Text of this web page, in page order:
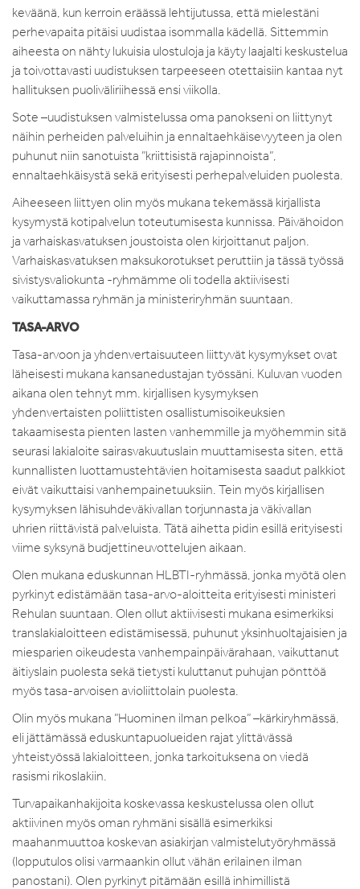
keväänä, kun kerroin eräässä lehtijutussa, että mielestäni
perhevapaita pitäisi uudistaa isommalla kädellä. Sittemmin
aiheesta on nähty lukuisia ulostuloja ja käyty laajalti keskustelua
ja toivottavasti uudistuksen tarpeeseen otettaisiin kantaa nyt
hallituksen puoliväliriihessä ensi viikolla.
Sote –uudistuksen valmistelussa oma panokseni on liittynyt
näihin perheiden palveluihin ja ennaltaehkäisevyyteen ja olen
puhunut niin sanotuista ”kriittisistä rajapinnoista”,
ennaltaehkäisystä sekä erityisesti perhepalveluiden puolesta.
Aiheeseen liittyen olin myös mukana tekemässä kirjallista
kysymystä kotipalvelun toteutumisesta kunnissa. Päivähoidon
ja varhaiskasvatuksen joustoista olen kirjoittanut paljon.
Varhaiskasvatuksen maksukorotukset peruttiin ja tässä työssä
sivistysvaliokunta -ryhmämme oli todella aktiivisesti
vaikuttamassa ryhmän ja ministeriryhmän suuntaan.
TASA-ARVO
Tasa-arvoon ja yhdenvertaisuuteen liittyvät kysymykset ovat
läheisesti mukana kansanedustajan työssäni. Kuluvan vuoden
aikana olen tehnyt mm. kirjallisen kysymyksen
yhdenvertaisten poliittisten osallistumisoikeuksien
takaamisesta pienten lasten vanhemmille ja myöhemmin sitä
seurasi lakialoite sairasvakuutuslain muuttamisesta siten, että
kunnallisten luottamustehtävien hoitamisesta saadut palkkiot
eivät vaikuttaisi vanhempainetuuksiin. Tein myös kirjallisen
kysymyksen lähisuhdeväkivallan torjunnasta ja väkivallan
uhrien riittävistä palveluista. Tätä aihetta pidin esillä erityisesti
viime syksynä budjettineuvottelujen aikaan.
Olen mukana eduskunnan HLBTI-ryhmässä, jonka myötä olen
pyrkinyt edistämään tasa-arvo-aloitteita erityisesti ministeri
Rehulan suuntaan. Olen ollut aktiivisesti mukana esimerkiksi
translakialoitteen edistämisessä, puhunut yksinhuoltajaisien ja
miesparien oikeudesta vanhempainpäivärahaan, vaikuttanut
äitiyslain puolesta sekä tietysti kuluttanut puhujan pönttöä
myös tasa-arvoisen avioliittolain puolesta.
Olin myös mukana ”Huominen ilman pelkoa” –kärkiryhmässä,
eli jättämässä eduskuntapuolueiden rajat ylittävässä
yhteistyössä lakialoitteen, jonka tarkoituksena on viedä
rasismi rikoslakiin.
Turvapaikanhakijoita koskevassa keskustelussa olen ollut
aktiivinen myös oman ryhmäni sisällä esimerkiksi
maahanmuuttoa koskevan asiakirjan valmistelutyöryhmässä
(lopputulos olisi varmaankin ollut vähän erilainen ilman
panostani). Olen pyrkinyt pitämään esillä inhimillistä